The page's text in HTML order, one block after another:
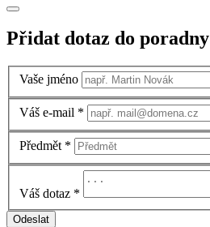
Přidat dotaz do poradny
Vaše jméno
Váš e-mail *
Předmět *
Váš dotaz *
Odeslat